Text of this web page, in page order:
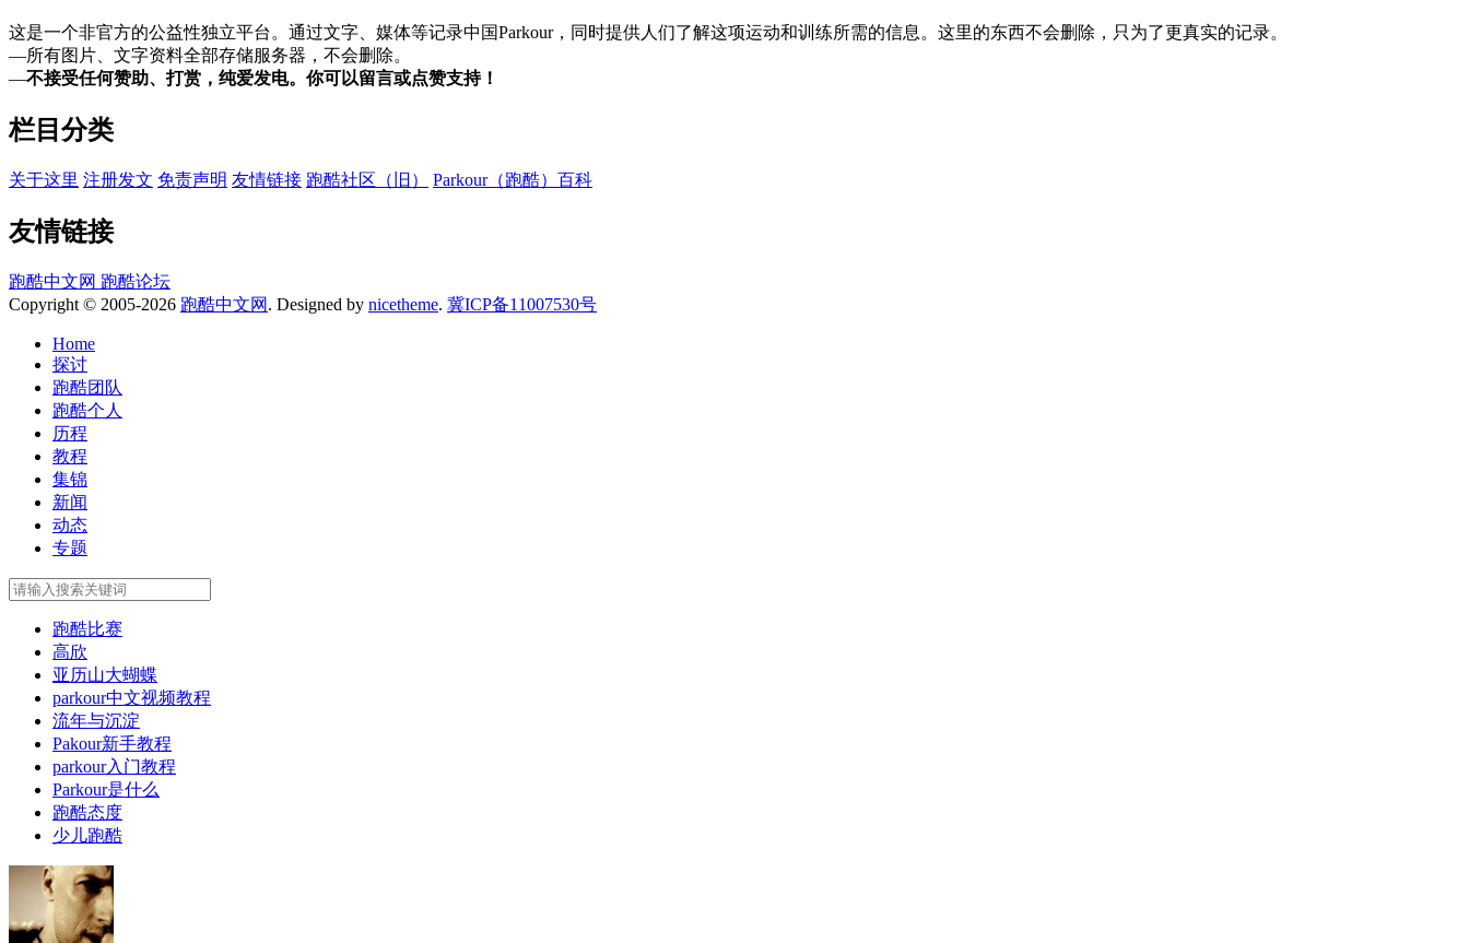
页
这是一个非官方的公益性独立平台。通过文字、媒体等记录中国Parkour，同时提供人们了解这项运动和训练所需的信息。这里的东西不会删除，只为了更真实的记录。
—所有图片、文字资料全部存储服务器，不会删除。
—不接受任何赞助、打赏，纯爱发电。你可以留言或点赞支持！
栏目分类
关于这里 注册发文 免责声明 友情链接 跑酷社区（旧） Parkour（跑酷）百科
友情链接
跑酷中文网 跑酷论坛
Copyright © 2005-2026 跑酷中文网 . Designed by nicetheme. 冀ICP备11007530号
Home
探讨
跑酷团队
跑酷个人
历程
教程
集锦
新闻
动态
专题
跑酷比赛
高欣
亚历山大蝴蝶
parkour中文视频教程
流年与沉淀
Pakour新手教程
parkour入门教程
Parkour是什么
跑酷态度
少儿跑酷